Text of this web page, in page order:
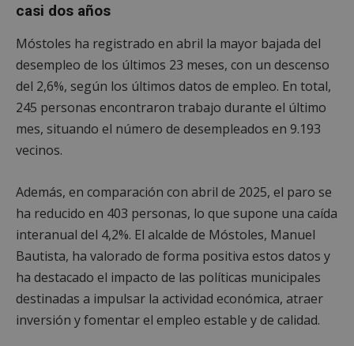
casi dos años
Móstoles ha registrado en abril la mayor bajada del
desempleo de los últimos 23 meses, con un descenso
del 2,6%, según los últimos datos de empleo. En total,
245 personas encontraron trabajo durante el último
mes, situando el número de desempleados en 9.193
vecinos.
Además, en comparación con abril de 2025, el paro se
ha reducido en 403 personas, lo que supone una caída
interanual del 4,2%. El alcalde de Móstoles, Manuel
Bautista, ha valorado de forma positiva estos datos y
ha destacado el impacto de las políticas municipales
destinadas a impulsar la actividad económica, atraer
inversión y fomentar el empleo estable y de calidad.